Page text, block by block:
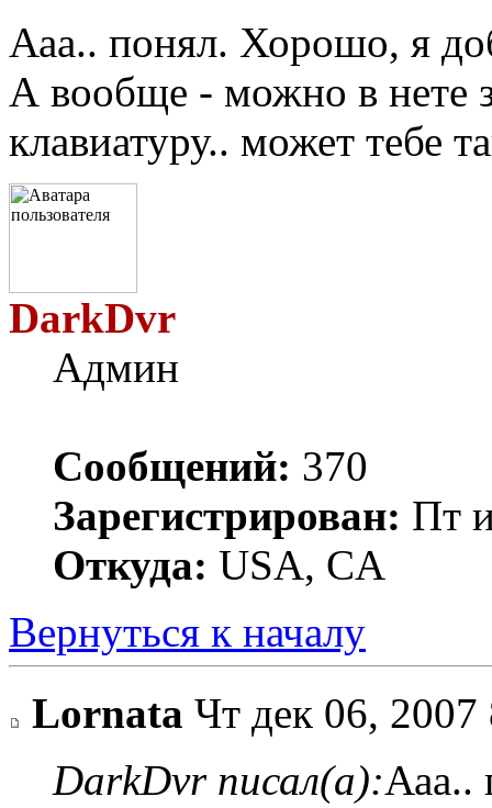
Ааа.. понял. Хорошо, я
А вообще - можно в нете
клавиатуру.. может тебе
DarkDvr
Админ
Сообщений: 370
Зарегистрирован: Пт
Откуда: USA, CA
Вернуться к началу
Lornata Чт дек 06, 2007
DarkDvr писал(а):Ааа..